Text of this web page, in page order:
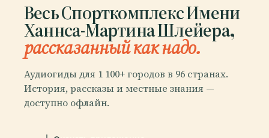
Весь Спорткомплекс Имени
Ханнса-Мартина Шлейера,
рассказанный как надо.
Аудиогиды для 1 100+ городов в 96 странах.
История, рассказы и местные знания —
доступно офлайн.